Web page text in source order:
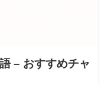
– おすすめチャ